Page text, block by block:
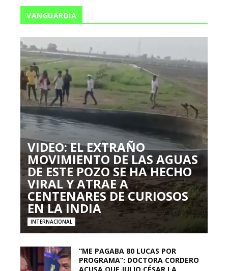
VANGUARDIA
VIDEO: EL EXTRAÑO
MOVIMIENTO DE LAS AGUAS
DE ESTE POZO SE HA HECHO
VIRAL Y ATRAE A
CENTENARES DE CURIOSOS
EN LA INDIA
INTERNACIONAL
“ME PAGABA 80 LUCAS POR
PROGRAMA”: DOCTORA CORDERO